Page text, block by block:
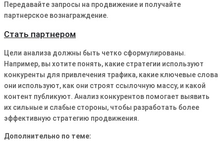
Передавайте запросы на продвижение и получайте
партнерское вознаграждение.
Стать партнером
Цели анализа должны быть четко сформулированы.
Например, вы хотите понять, какие стратегии используют
конкуренты для привлечения трафика, какие ключевые слова
они используют, как они строят ссылочную массу, и какой
контент публикуют. Анализ конкурентов помогает выявить
их сильные и слабые стороны, чтобы разработать более
эффективную стратегию продвижения.
Дополнительно по теме: